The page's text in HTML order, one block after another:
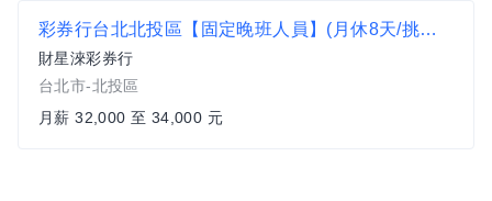
彩券行台北北投區【固定晚班人員】(月休8天/挑戰高薪/三節獎金/業績獎金/無經驗可)
財星淶彩券行
台北市-北投區
月薪 32,000 至 34,000 元